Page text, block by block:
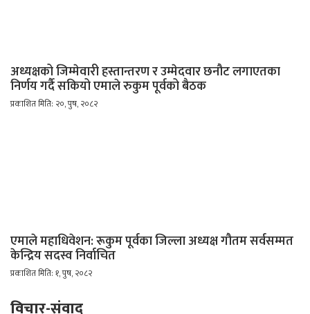
अध्यक्षको जिम्मेवारी हस्तान्तरण र उम्मेदवार छनौट लगाएतका
निर्णय गर्दै सकियो एमाले रुकुम पूर्वको बैठक
प्रकाशित मिति: २०, पुष, २०८२
एमाले महाधिवेशन: रूकुम पूर्वका जिल्ला अध्यक्ष गौतम सर्वसम्मत
केन्द्रिय सदस्व निर्वाचित
प्रकाशित मिति: १, पुष, २०८२
विचार-संवाद